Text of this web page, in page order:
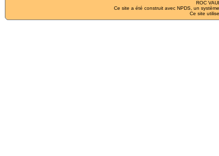
ROC
Ce site a été construit avec NPDS , un
Ce site